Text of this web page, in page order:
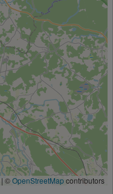
| ©OpenStreetMapcontributors